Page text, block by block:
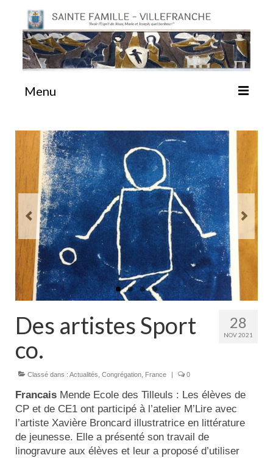
Menu
#87 (pas de titre)
Sainte Emilie
La Congrégation
La Maison-Mère
Actualités
28
NOV 2021
Des artistes Sport
co.
Classé dans : Actualités Congrégation France | 0
Francais Mende Ecole des Tilleuls : Les élèves de
CP et de CE1 ont participé à l’atelier M’Lire avec
l’artiste Xavière Broncard illustratrice en littérature
de jeunesse. Elle a présenté son travail de
linogravure aux élèves et leur a proposé d’utiliser